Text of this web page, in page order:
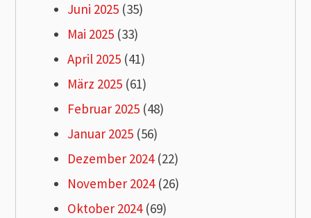
Juni 2025 (35)
Mai 2025 (33)
April 2025 (41)
März 2025 (61)
Februar 2025 (48)
Januar 2025 (56)
Dezember 2024(22)
November 2024(26)
Oktober 2024(69)